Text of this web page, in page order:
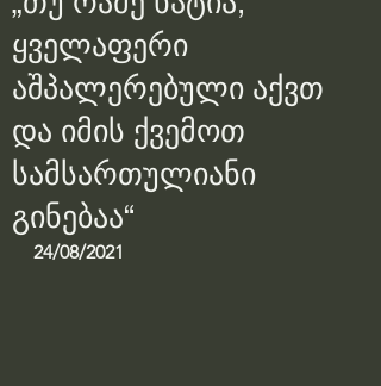
ყველაფერი
აშპალერებული აქვთ
და იმის ქვემოთ
სამსართულიანი
გინებაა“
24/08/2021